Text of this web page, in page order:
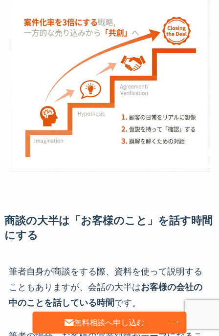
商談の大半は「お客様のこと」を話す時間
にする
筆者自身が商談をする際、資料を使って説明する
こともありますが、会話の大半はお客様の会社の
中のことを話している時間です。
無料相談へ申し込む